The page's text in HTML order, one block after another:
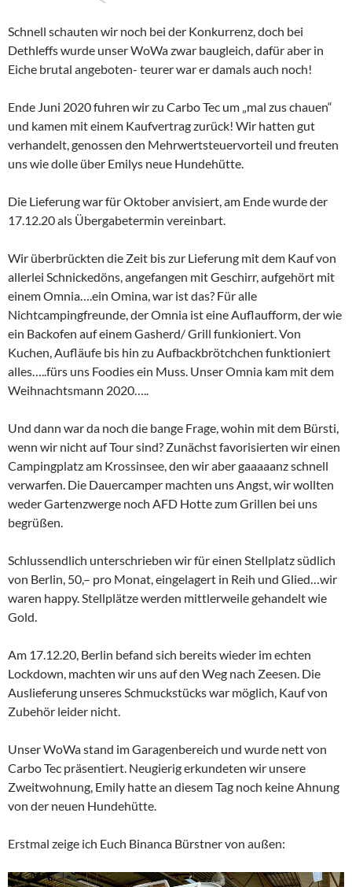
Schnell schauten wir noch bei der Konkurrenz, doch bei
Dethleffs wurde unser WoWa zwar baugleich, dafür aber in
Eiche brutal angeboten- teurer war er damals auch noch!
Ende Juni 2020 fuhren wir zu Carbo Tec um „mal zus chauen“
und kamen mit einem Kaufvertrag zurück! Wir hatten gut
verhandelt, genossen den Mehrwertsteuervorteil und freuten
uns wie dolle über Emilys neue Hundehütte.
Die Lieferung war für Oktober anvisiert, am Ende wurde der
17.12.20 als Übergabetermin vereinbart.
Wir überbrückten die Zeit bis zur Lieferung mit dem Kauf von
allerlei Schnickedöns, angefangen mit Geschirr, aufgehört mit
einem Omnia….ein Omina, war ist das? Für alle
Nichtcampingfreunde, der Omnia ist eine Auflaufform, der wie
ein Backofen auf einem Gasherd/ Grill funkioniert. Von
Kuchen, Aufläufe bis hin zu Aufbackbrötchchen funktioniert
alles…..fürs uns Foodies ein Muss. Unser Omnia kam mit dem
Weihnachtsmann 2020…..
Und dann war da noch die bange Frage, wohin mit dem Bürsti,
wenn wir nicht auf Tour sind? Zunächst favorisierten wir einen
Campingplatz am Krossinsee, den wir aber gaaaaanz schnell
verwarfen. Die Dauercamper machten uns Angst, wir wollten
weder Gartenzwerge noch AFD Hotte zum Grillen bei uns
begrüßen.
Schlussendlich unterschrieben wir für einen Stellplatz südlich
von Berlin, 50,– pro Monat, eingelagert in Reih und Glied…wir
waren happy. Stellplätze werden mittlerweile gehandelt wie
Gold.
Am 17.12.20, Berlin befand sich bereits wieder im echten
Lockdown, machten wir uns auf den Weg nach Zeesen. Die
Auslieferung unseres Schmuckstücks war möglich, Kauf von
Zubehör leider nicht.
Unser WoWa stand im Garagenbereich und wurde nett von
Carbo Tec präsentiert. Neugierig erkundeten wir unsere
Zweitwohnung, Emily hatte an diesem Tag noch keine Ahnung
von der neuen Hundehütte.
Erstmal zeige ich Euch Binanca Bürstner von außen: